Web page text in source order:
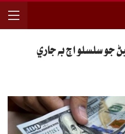
سلسلو اڄ به جاري